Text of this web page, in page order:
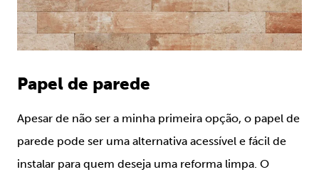
Papel de parede
Apesar de não ser a minha primeira opção, o papel de
parede pode ser uma alternativa acessível e fácil de
instalar para quem deseja uma reforma limpa. O